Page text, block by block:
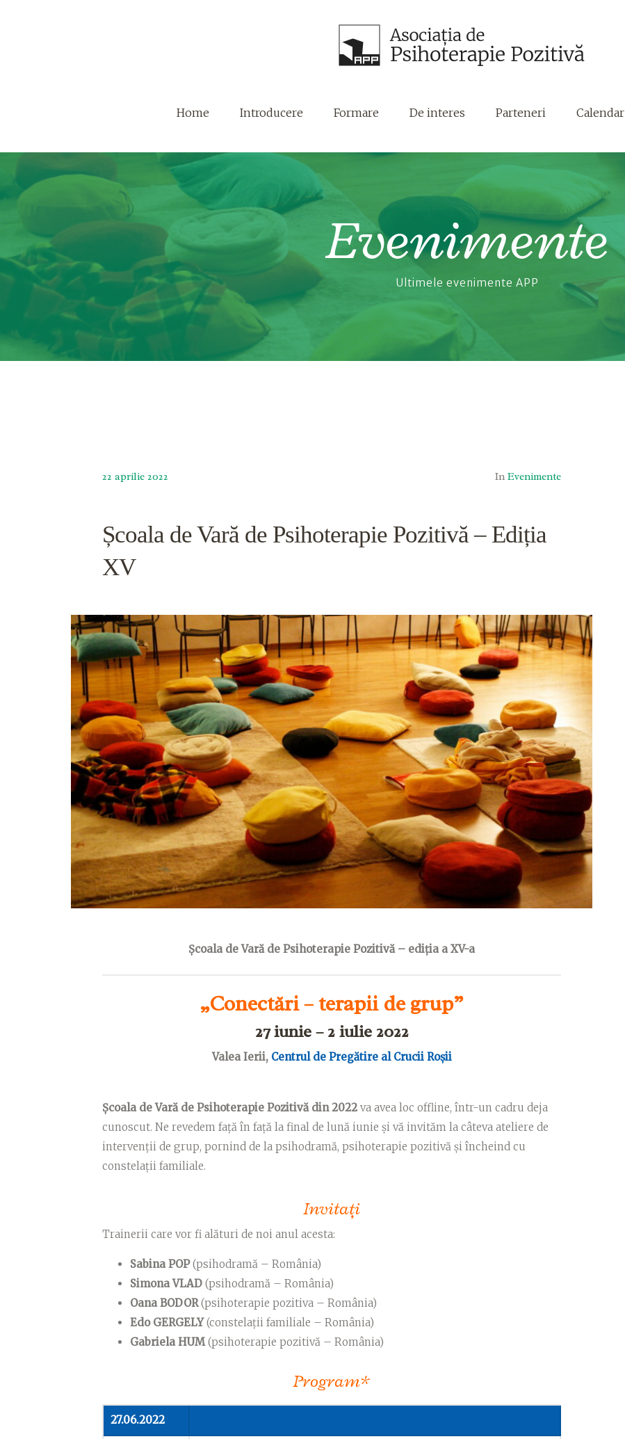
Home Introducere Formare De interes Parteneri Calendar
Evenimente
Ultimele evenimente APP
22 aprilie 2022 In Evenimente
Școala de Vară de Psihoterapie Pozitivă – Ediția
XV
Școala de Vară de Psihoterapie Pozitivă – ediția a XV-a
„Conectări – terapii de grup”
27 iunie – 2 iulie 2022
Valea Ierii, Centrul de Pregătire al Crucii Roșii
Școala de Vară de Psihoterapie Pozitivă din 2022 va avea loc offline, într-un cadru deja
cunoscut. Ne revedem față în față la final de lună iunie și vă invităm la câteva ateliere de
intervenții de grup, pornind de la psihodramă, psihoterapie pozitivă și încheind cu
constelații familiale.
Invitaţi
Trainerii care vor fi alături de noi anul acesta:
Sabina POP(psihodramă – România)
Simona VLAD (psihodramă – România)
Oana BODOR(psihoterapie pozitiva – România)
Edo GERGELY(constelații familiale – România)
Gabriela HUM(psihoterapie pozitivă – România)
Program*
27.06.2022